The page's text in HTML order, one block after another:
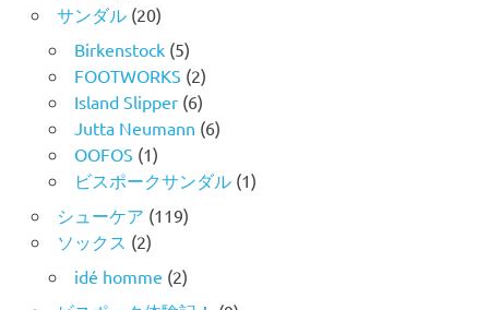
サンダル(20)
Birkenstock(5)
FOOTWORKS (2)
Island Slipper(6)
Jutta Neumann (6)
OOFOS (1)
ビスポークサンダル(1)
シューケア (119)
ソックス (2)
idé homme (2)